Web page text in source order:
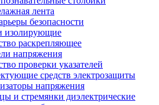
лента
безопасности
изолирующие
раскрепляющее
напряжения
проверки указателей
средств электрозащиты
напряжения
и стремянки диэлектрические